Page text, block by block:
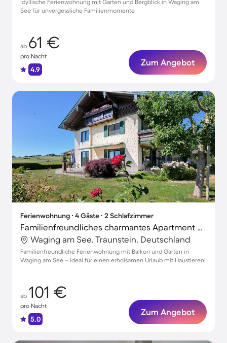
Idyllische Ferienwohnung mit Garten und Bergblick in Waging am
See für unvergessliche Familienmomente
ab 61 €
pro Nacht
4.9
Zum Angebot
Ferienwohnung ∙ 4 Gäste ∙ 2 Schlafzimmer
Familienfreundliches charmantes Apartment mit Garten | Haustiere erlaubt
Waging am See, Traunstein, Deutschland
Familienfreundliche Ferienwohnung mit Balkon und Garten in
Waging am See – ideal für einen erholsamen Urlaub mit Haustieren!
ab 101 €
pro Nacht
5.0
Zum Angebot